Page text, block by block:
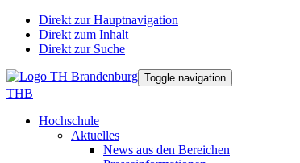
Direkt zur Hauptnavigation
Direkt zum Inhalt
Direkt zur Suche
Toggle navigation
THB
Hochschule
Aktuelles
News aus den Bereichen